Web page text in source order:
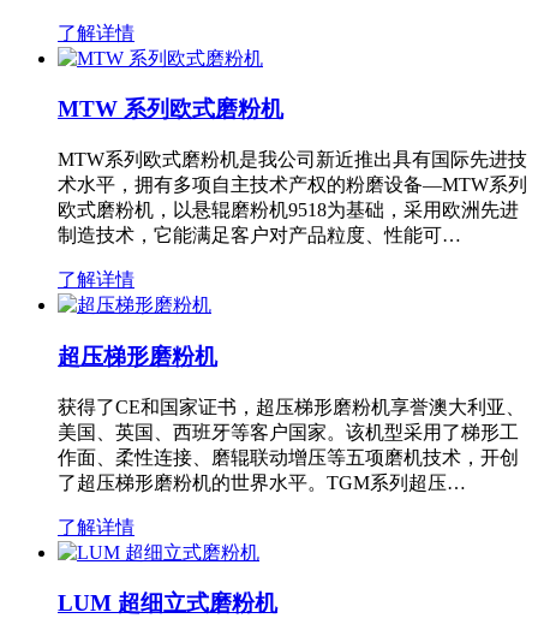
了解详情
MTW 系列欧式磨粉机
MTW系列欧式磨粉机是我公司新近推出具有国际先进技
术水平，拥有多项自主技术产权的粉磨设备—MTW系列
欧式磨粉机，以悬辊磨粉机9518为基础，采用欧洲先进
制造技术，它能满足客户对产品粒度、性能可…
了解详情
超压梯形磨粉机
获得了CE和国家证书，超压梯形磨粉机享誉澳大利亚、
美国、英国、西班牙等客户国家。该机型采用了梯形工
作面、柔性连接、磨辊联动增压等五项磨机技术，开创
了超压梯形磨粉机的世界水平。TGM系列超压…
了解详情
LUM 超细立式磨粉机